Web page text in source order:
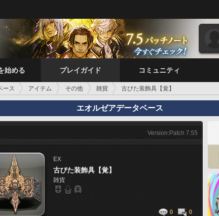
始める プレイガイド コミュニティ
ース アイテム その他 雑貨 古びた装飾具【覚】
エオルゼアデータベース
Version:Patch 7.55
EX
古びた装飾具【覚】
雑貨
0 0